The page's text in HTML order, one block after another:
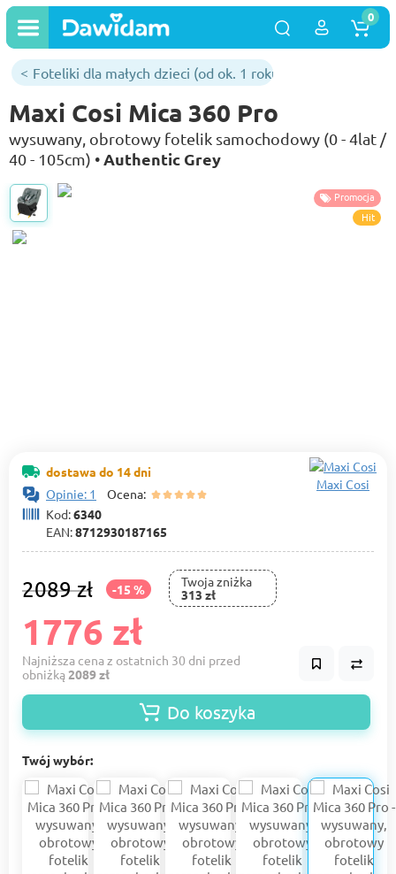
0
Foteliki dla małych dzieci (od ok. 1 roku)
Maxi Cosi Mica 360 Pro
wysuwany, obrotowy fotelik samochodowy (0 - 4lat /
40 - 105cm) •Authentic Grey
Promocja
Hit
dostawa do 14 dni
Opinie: 1
Ocena:
Kod:6340
EAN:8712930187165
Maxi Cosi
2089 zł -15 %
Twoja zniżka
313 zł
1776 zł
Najniższa cena z ostatnich 30 dni przed
obniżką2089 zł
Do koszyka
Twój wybór: